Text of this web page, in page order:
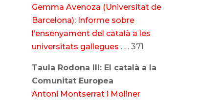
Gemma Avenoza (Universitat de
Barcelona): Informe sobre
l’ensenyament del català a les
universitats gallegues . . . 371
Taula Rodona III: El català a la
Comunitat Europea
Antoni Montserrat i Moliner